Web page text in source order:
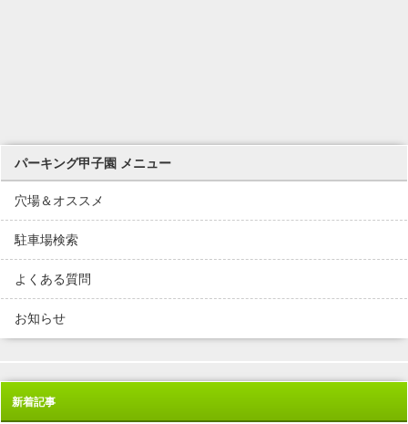
パーキング甲子園 メニュー
穴場＆オススメ
駐車場検索
よくある質問
お知らせ
新着記事